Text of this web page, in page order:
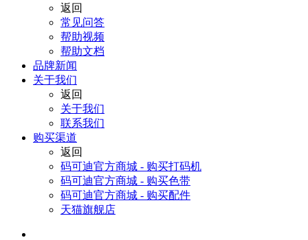
返回
常见问答
帮助视频
帮助文档
品牌新闻
关于我们
返回
关于我们
联系我们
购买渠道
返回
码可迪官方商城 - 购买打码机
码可迪官方商城 - 购买色带
码可迪官方商城 - 购买配件
天猫旗舰店